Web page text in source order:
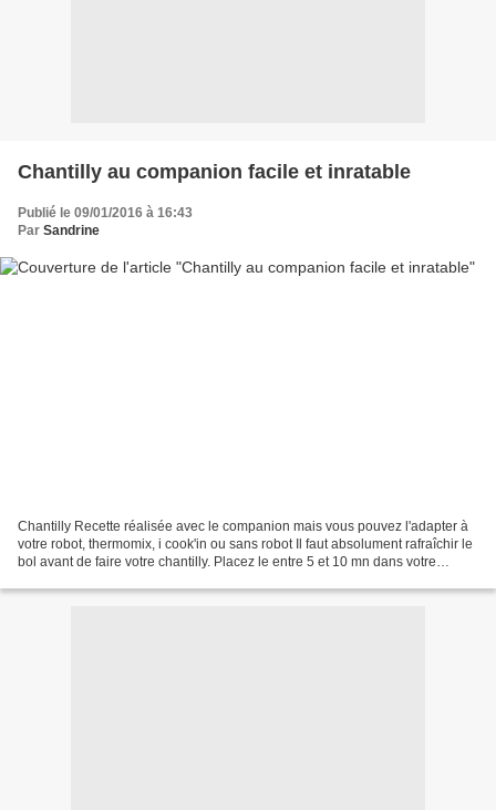
Chantilly au companion facile et inratable
Publié le 09/01/2016 à 16:43
Par Sandrine
Chantilly Recette réalisée avec le companion mais vous pouvez l'adapter à
votre robot, thermomix, i cook'in ou sans robot Il faut absolument rafraîchir le
bol avant de faire votre chantilly. Placez le entre 5 et 10 mn dans votre